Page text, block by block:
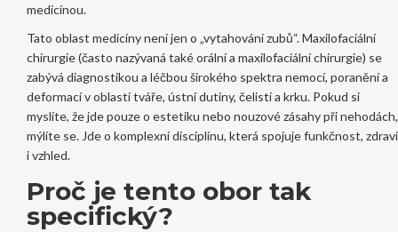
medicínou.
Tato oblast medicíny není jen o „vytahování zubů“. Maxilofaciální
chirurgie (často nazývaná také orální a maxilofaciální chirurgie) se
zabývá diagnostikou a léčbou širokého spektra nemocí, poranění a
deformací v oblasti tváře, ústní dutiny, čelistí a krku. Pokud si
myslíte, že jde pouze o estetiku nebo nouzové zásahy při nehodách,
mýlíte se. Jde o komplexní disciplínu, která spojuje funkčnost, zdraví
i vzhled.
Proč je tento obor tak
specifický?